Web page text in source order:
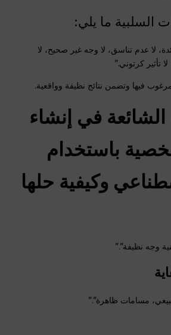
السلبية ما يلي:
لا عدم تناسق، لا وجه غير صحيح، لا
تأثير كرتوني.”
فيها وتضمن نتائج نظيفة وواقعية.
في إنشاء
باستخدام
وكيفية حلها
وجه نظيفة”.”
مسامات ظاهرة”.”